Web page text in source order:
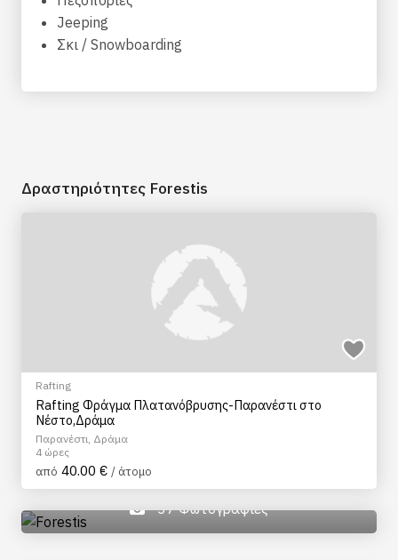
Jeeping
Σκι / Snowboarding
Δραστηριότητες Forestis
Rafting
Rafting Φράγμα Πλατανόβρυσης-Παρανέστι στο
Νέστο,Δράμα
Παρανέστι, Δράμα
4 ώρες
από 40.00 € / άτομο
37 Φωτογραφίες